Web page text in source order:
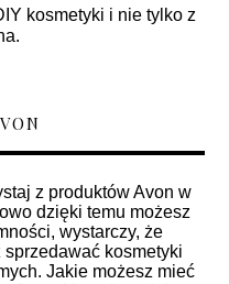
kosmetyki i nie tylko z
z produktów Avon w
dzięki temu możesz
wystarczy, że
kosmetyki
Jakie możesz mieć